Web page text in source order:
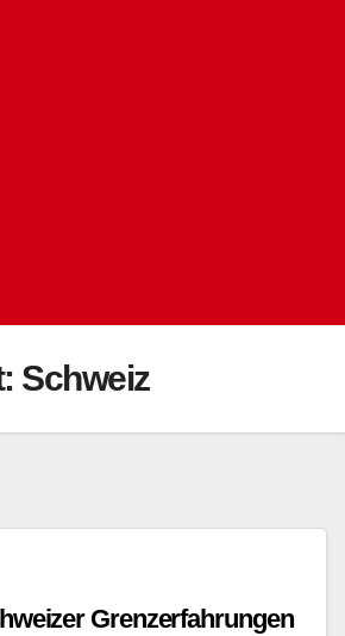
Schweiz
Grenzerfahrungen